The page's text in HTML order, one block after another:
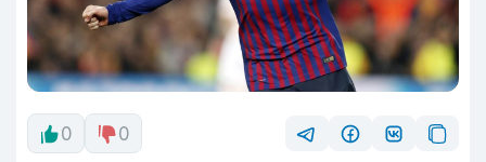
0 0